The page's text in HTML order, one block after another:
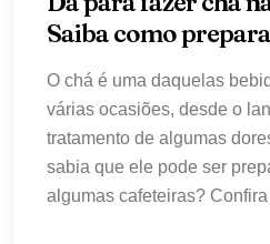
Saiba como
O chá é uma daquelas
várias ocasiões, desde o
tratamento de algumas
sabia que ele pode ser
algumas cafeteiras?